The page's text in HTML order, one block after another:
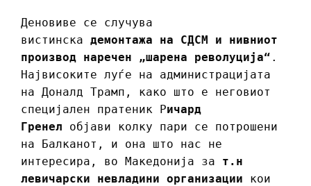
Деновиве се случува
вистинска демонтажа на СДСМ и нивниот
производ наречен „шарена револуција“ .
Највисоките луѓе на администрацијата
на Доналд Трамп, како што е неговиот
специјален пратеник Ричард
Гренел објави колку пари се потрошени
на Балканот, и она што нас не
интересира, во Македонија за т.н
левичарски невладини организации кои